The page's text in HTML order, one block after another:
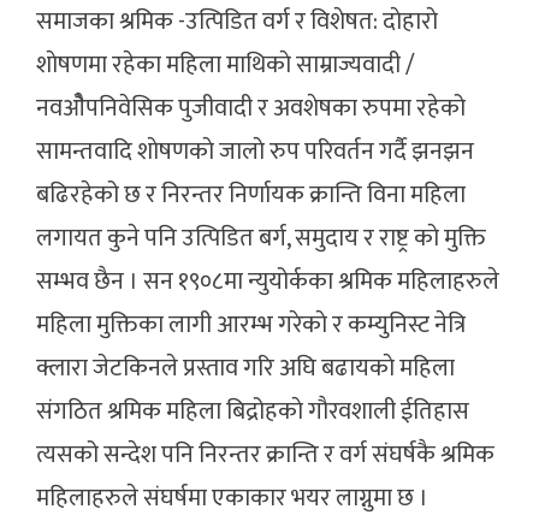
समाजका श्रमिक -उत्पिडित वर्ग र विशेषत: दाेहाराे
शाेषणमा रहेका महिला माथिकाे साम्राज्यवादी /
नवओैपनिवेसिक पुजीवादी र अवशेषका रुपमा रहेको
सामन्तवादि शाेषणकाे जालाे रुप परिवर्तन गर्दै झनझन
बढिरहेको छ र निरन्तर निर्णायक क्रान्ति विना महिला
लगायत कुने पनि उत्पिडित बर्ग, समुदाय र राष्ट्र काे मुक्ति
सम्भव छैन । सन १९०८मा न्युयोर्कका श्रमिक महिलाहरुले
महिला मुक्तिका लागी आरम्भ गरेकाे र कम्युनिस्ट नेत्रि
क्लारा जेटकिनले प्रस्ताव गरि अघि बढायकाे महिला
संगठित श्रमिक महिला बिद्रोहकाे गाैरवशाली ईतिहास
त्यसको सन्देश पनि निरन्तर क्रान्ति र वर्ग संघर्षकै श्रमिक
महिलाहरुले संघर्षमा एकाकार भयर लाग्नुमा छ ।